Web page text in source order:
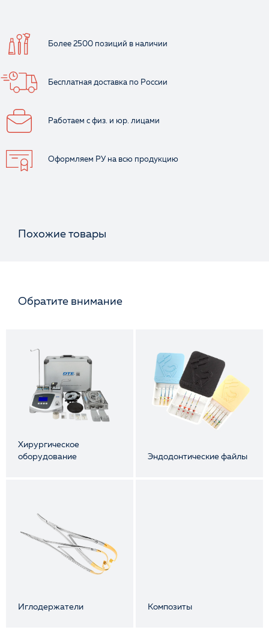
Более 2500 позиций в наличии
Бесплатная доставка по России
Работаем с физ. и юр. лицами
Оформляем РУ на всю продукцию
Похожие товары
Обратите внимание
Хирургическое
оборудование
Эндодонтические файлы
Иглодержатели Композиты